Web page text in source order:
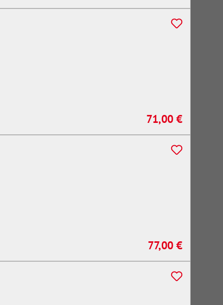
Regulärer Preis:
71,00 €
Regulärer Preis:
77,00 €